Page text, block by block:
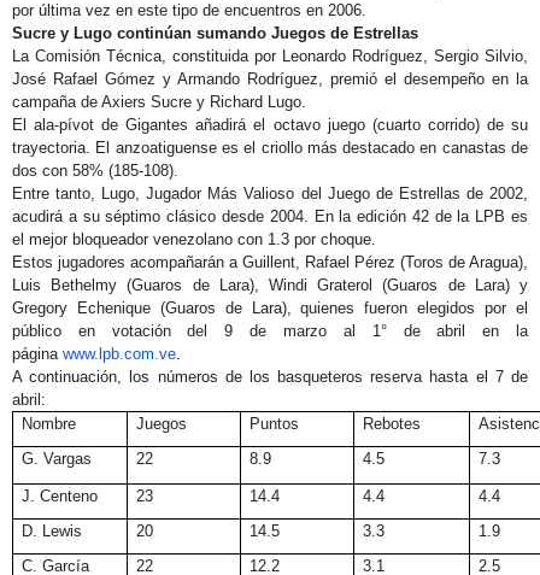
por última vez en este tipo de encuentros en 2006.
Sucre y Lugo continúan sumando Juegos de Estrellas
La Comisión Técnica, constituida por Leonardo Rodríguez, Sergio Silvio,
José Rafael Gómez y Armando Rodríguez, premió el desempeño en la
campaña de Axiers Sucre y Richard Lugo.
El ala-pívot de Gigantes añadirá el octavo juego (cuarto corrido) de su
trayectoria. El anzoatiguense es el criollo más destacado en canastas de
dos con 58% (185-108).
Entre tanto, Lugo, Jugador Más Valioso del Juego de Estrellas de 2002,
acudirá a su séptimo clásico desde 2004. En la edición 42 de la LPB es
el mejor bloqueador venezolano con 1.3 por choque.
Estos jugadores acompañarán a Guillent, Rafael Pérez (Toros de Aragua),
Luis Bethelmy (Guaros de Lara), Windi Graterol (Guaros de Lara) y
Gregory Echenique (Guaros de Lara), quienes fueron elegidos por el
público en votación del 9 de marzo al 1° de abril en la
página www.lpb.com.ve
A continuación, los números de los basqueteros reserva hasta el 7 de
abril:
Nombre
Juegos Puntos Rebotes
G. Vargas
22 8.9 4.5 7.3
J. Centeno 23 14.4 4.4
4.4
D. Lewis
20 14.5 3.3
1.9
C. García
22 12.2 3.1
2.5